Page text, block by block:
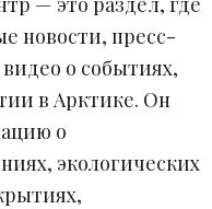
новости, пресс-
о событиях,
в Арктике. Он
о
экологических